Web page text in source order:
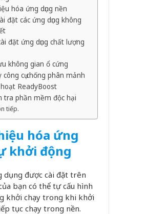
hóa ứng dụng nền
đặt các ứng dụng không
đặt ứng dụng chất lượng
không gian ổ cứng
công cụ chống phân mảnh
ReadyBoost
tra phần mềm độc hại
tiếp.
hóa ứng
khởi động
dụng được cài đặt trên
bạn có thể tự cấu hình
khởi chạy trong khi khởi
tục chạy trong nền.